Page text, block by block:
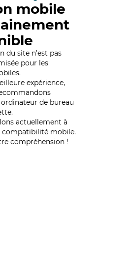
mobile
du site n’est pas
pour les
expérience,
de bureau
actuellement à
compatibilité mobile.
compréhension !